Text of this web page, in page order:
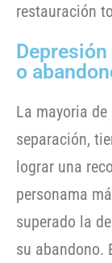
restauración
o
La mayoria
separación,
lograr una
personama
superado la
su abandono.